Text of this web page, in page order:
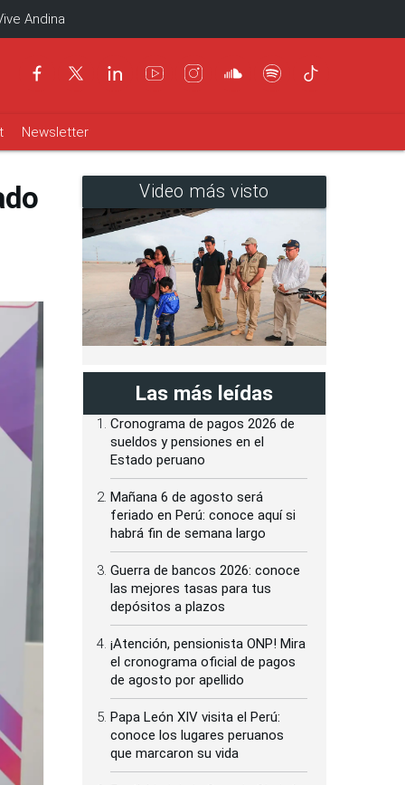
Andina
Newsletter
Video más visto
Las más leídas
Cronograma de pagos 2026 de
sueldos y pensiones en el
Estado peruano
Mañana 6 de agosto será
feriado en Perú: conoce aquí si
habrá fin de semana largo
Guerra de bancos 2026: conoce
las mejores tasas para tus
depósitos a plazos
¡Atención, pensionista ONP! Mira
el cronograma oficial de pagos
de agosto por apellido
Papa León XIV visita el Perú:
conoce los lugares peruanos
que marcaron su vida